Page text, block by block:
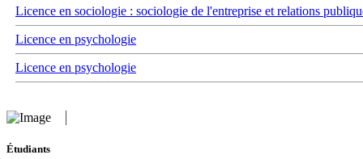
Licence en sociologie : sociologie de l'entreprise et relations
Licence en psychologie
Licence en psychologie
Étudiants